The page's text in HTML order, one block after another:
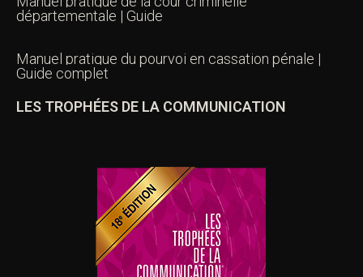
départementale | Guide
Manuel pratique du pourvoi en cassation pénale |
Guide complet
LES TROPHÉES DE LA COMMUNICATION